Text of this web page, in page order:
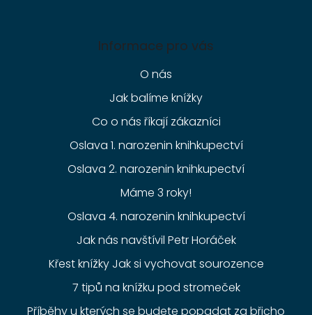
Informace pro vás
O nás
Jak balíme knížky
Co o nás říkají zákazníci
Oslava 1. narozenin knihkupectví
Oslava 2. narozenin knihkupectví
Máme 3 roky!
Oslava 4. narozenin knihkupectví
Jak nás navštívil Petr Horáček
Křest knížky Jak si vychovat sourozence
7 tipů na knížku pod stromeček
Příběhy u kterých se budete popadat za břicho